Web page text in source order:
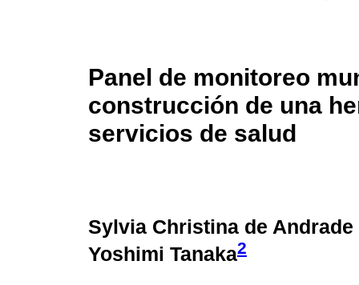
Panel de monitoreo
construcción de una
servicios de salud
Sylvia Christina de Andrade
Yoshimi Tanaka2